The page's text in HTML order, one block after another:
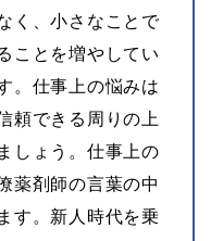
く、小さなことで
ことを増やしてい
。仕事上の悩みは
頼できる周りの上
しょう。仕事上の
薬剤師の言葉の中
す。新人時代を乗